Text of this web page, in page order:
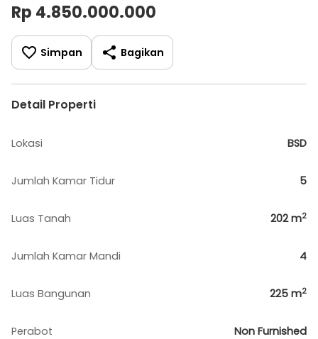
Rp 4.850.000.000
Simpan Bagikan
Detail Properti
Lokasi BSD
Jumlah Kamar Tidur 5
Luas Tanah 202m2
Jumlah Kamar Mandi 4
Luas Bangunan 225 m2
Perabot Non Furnished